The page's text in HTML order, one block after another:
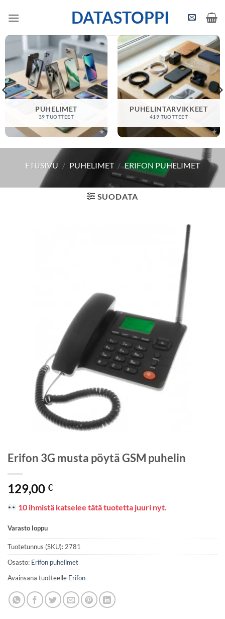
DATASTOPPI
PUHELIMET
39 TUOTTEET
PUHELINTARVIKKEET
419 TUOTTEET
ETUSIVU / PUHELIMET / ERIFON PUHELIMET
SUODATA
Erifon 3G musta pöytä GSM puhelin
129,00 €
10 ihmistä katselee tätä tuotetta juuri nyt.
Varasto loppu
Tuotetunnus (SKU): 2781
Osasto: Erifon puhelimet
Avainsana tuotteelle Erifon